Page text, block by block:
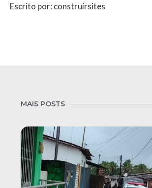
Escrito por: construirsites
MAIS POSTS